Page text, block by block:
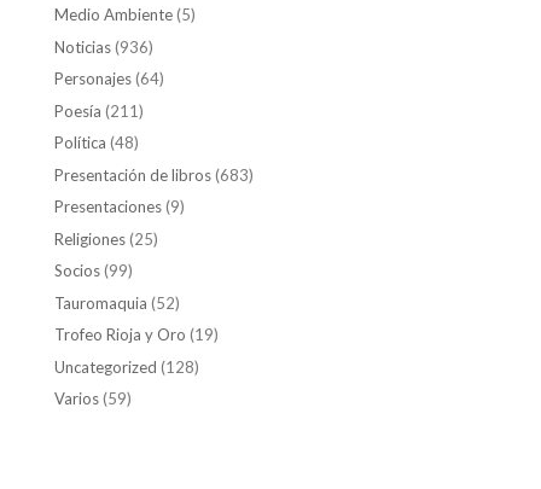
Medio Ambiente(5)
Noticias(936)
Personajes(64)
Poesía (211)
Política (48)
Presentación de libros(683)
Presentaciones(9)
Religiones(25)
Socios(99)
Tauromaquia (52)
Trofeo Rioja y Oro (19)
Uncategorized (128)
Varios(59)